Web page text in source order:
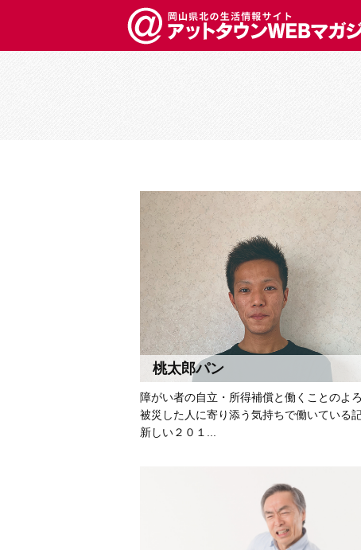
桃太郎パン
障がい者の自立・所得補償と働くことのよ
被災した人に寄り添う気持ちで働いている
新しい２０１...